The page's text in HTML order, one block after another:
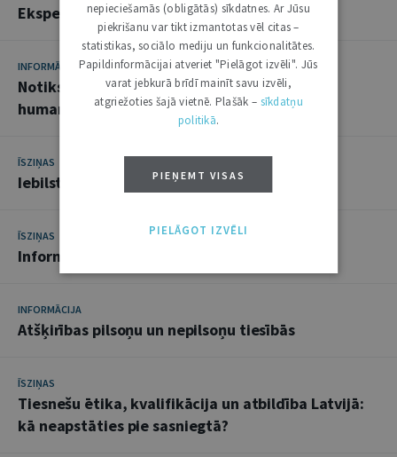
Eksperti diskutē par civilprocesu
INFORMĀCIJA
Notiks konference par starptautiskajām
humanitārajām tiesībām
ĪSZIŅAS
Iebilst pret algu "iesaldēšanu"
ĪSZIŅAS
Informē par iestāžu restrukturizāciju
INFORMĀCIJA
Atšķirības pilsoņu un nepilsoņu tiesībās
ĪSZIŅAS
Tiesnešu ētika, kvalifikācija un atbildība Latvijā:
kā neapstāties pie sasniegtā?
nepieciešamās (obligātās) sīkdatnes. Ar Jūsu
piekrišanu var tikt izmantotas vēl citas –
statistikas, sociālo mediju un funkcionalitātes.
Papildinformācijai atveriet "Pielāgot izvēli". Jūs
varat jebkurā brīdī mainīt savu izvēli,
atgriežoties šajā vietnē. Plašāk – sīkdatņu
politikā.
PIEŅEMT VISAS
PIELĀGOT IZVĒLI